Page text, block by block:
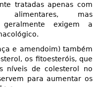
tratadas apenas com
mas
geralmente exigem a
e amendoim) também
os fitoesteróis, que
níveis de colesterol no
para aumentar os